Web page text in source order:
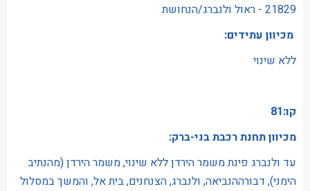
21829 - ראול ולנברג/הנחושת
מכיוון עתידים:
ללא שינוי
קו:81
מכיוון תחנת רכבת בני-ברק:
עד ולנברג פינת משמר הירדן ללא שינוי, משמר הירדן (מהנתיב
הימני), דבורההנביאה, ולנברג, הצנחנים, בית אל, והמשך במסלול